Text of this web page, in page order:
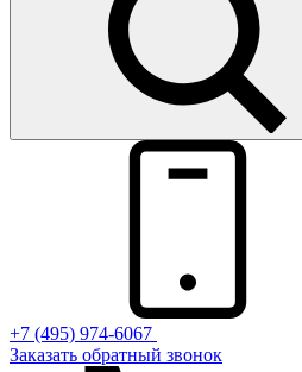
+7 (495) 974-6067
Заказать обратный звонок